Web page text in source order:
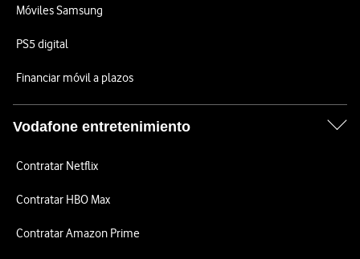
Móviles Samsung
PS5 digital
Financiar móvil a plazos
Vodafone entretenimiento
Contratar Netflix
Contratar HBO Max
Contratar Amazon Prime